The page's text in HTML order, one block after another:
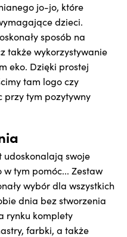
jo-jo, które
dzieci.
sposób na
także wykorzystywanie
eko. Dzięki prostej
tam logo czy
przy tym pozytywny
udoskonalają swoje
tym pomóc... Zestaw
wybór dla wszystkich
dnia bez stworzenia
rynku komplety
farbki, a także